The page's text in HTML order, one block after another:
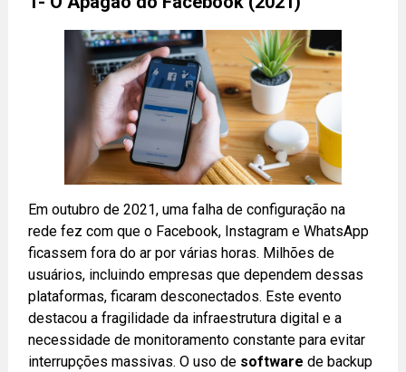
Em outubro de 2021, uma falha de configuração na
rede fez com que o Facebook, Instagram e WhatsApp
ficassem fora do ar por várias horas. Milhões de
usuários, incluindo empresas que dependem dessas
plataformas, ficaram desconectados. Este evento
destacou a fragilidade da infraestrutura digital e a
necessidade de monitoramento constante para evitar
interrupções massivas. O uso de software de backup